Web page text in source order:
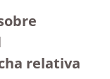
relativa